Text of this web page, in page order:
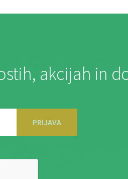
akcijah in
PRIJAVA